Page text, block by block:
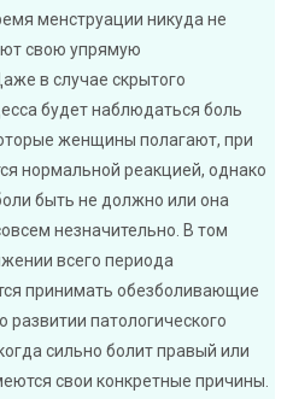
менструации никуда не
свою упрямую
в случае скрытого
будет наблюдаться боль
женщины полагают, при
нормальной реакцией, однако
быть не должно или она
незначительно. В том
всего периода
принимать обезболивающие
развитии патологического
сильно болит правый или
свои конкретные причины.